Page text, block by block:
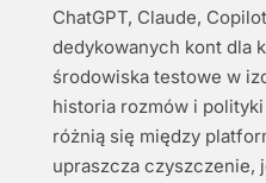
ChatGPT, Claude,
dedykowanych kont dla
środowiska testowe w
historia rozmów i
różnią się między
upraszcza czyszczenie,